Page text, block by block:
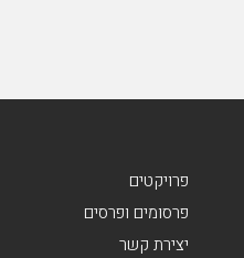
פרויקטים
פרסומים ופרסים
יצירת קשר